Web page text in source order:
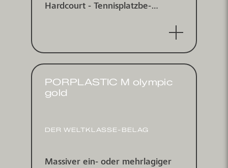
Hardcourt - Tennis­platz­be­
PORPLASTIC M olympic
gold
DER WELTKLASSE-BELAG
Massiver ein- oder mehr­lagiger